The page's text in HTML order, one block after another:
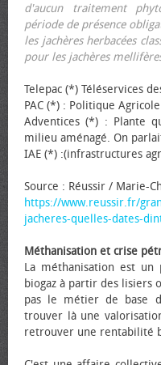
d'aucun traitement
période de présence
les jachères herbacées
pour les jachères
Telepac (*) Téléservices
PAC (*) : Politique
Adventices (*) : Plante
milieu aménagé. On
IAE (*) :(infrastructures
Source : Réussir / Marie-
https://www.reussir.fr/
jacheres-quelles-dates-
Méthanisation et crise
La méthanisation est
biogaz à partir des lisiers
pas le métier de base
trouver là une
retrouver une rentabilité